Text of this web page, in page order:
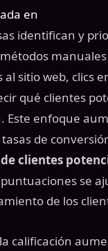
en
identifican y
sitio web, clics
qué clientes
Este enfoque
de
clientes
puntuaciones se
de los
calificación